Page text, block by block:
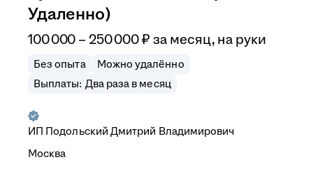
Удаленно)
100 000 – 250 000₽ за месяц, на руки
Без опыта
Можно удалённо
Выплаты: Два раза в месяц
ИП Подольский Дмитрий Владимирович
Москва